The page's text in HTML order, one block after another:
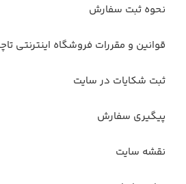
نحوه ثبت سفارش
قوانین و مقررات فروشگاه اینترنتی
ثبت شکایات در سایت
پیگیری سفارش
نقشه سایت